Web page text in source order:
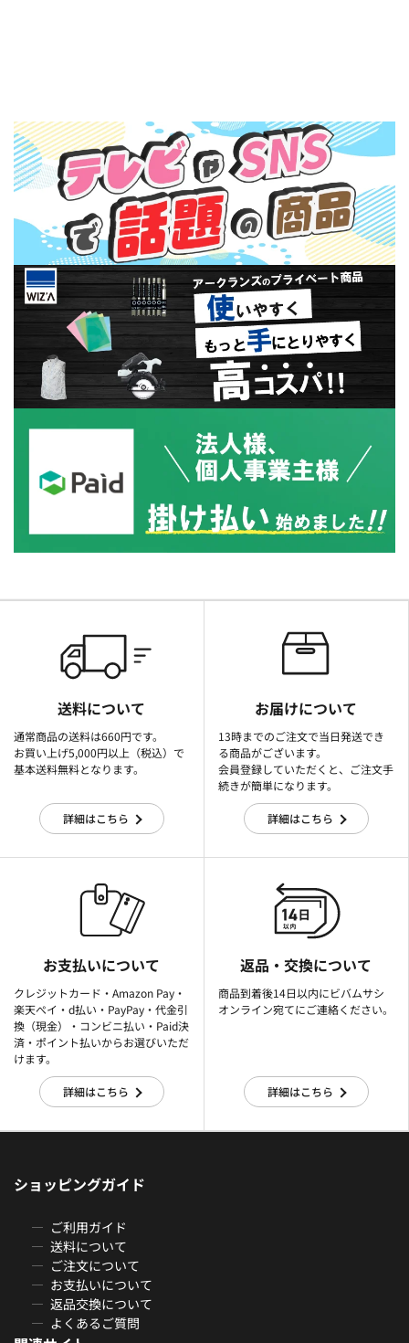
送料について
通常商品の送料は660円です。
お買い上げ5,000円以上（税込）で
基本送料無料となります。
詳細はこちら
お届けについて
13時までのご注文で当日発送でき
る商品がございます。
会員登録していただくと、ご注文手
続きが簡単になります。
詳細はこちら
お支払いについて
クレジットカード・Amazon Pay・
楽天ぺイ・d払い・PayPay・代金引
換（現金）・コンビニ払い・Paid決
済・ポイント払いからお選びいただ
けます。
詳細はこちら
返品・交換について
商品到着後14日以内にビバムサシ
オンライン宛てにご連絡ください。
詳細はこちら
ショッピングガイド
ご利用ガイド
送料について
ご注文について
お支払いについて
返品交換について
よくあるご質問